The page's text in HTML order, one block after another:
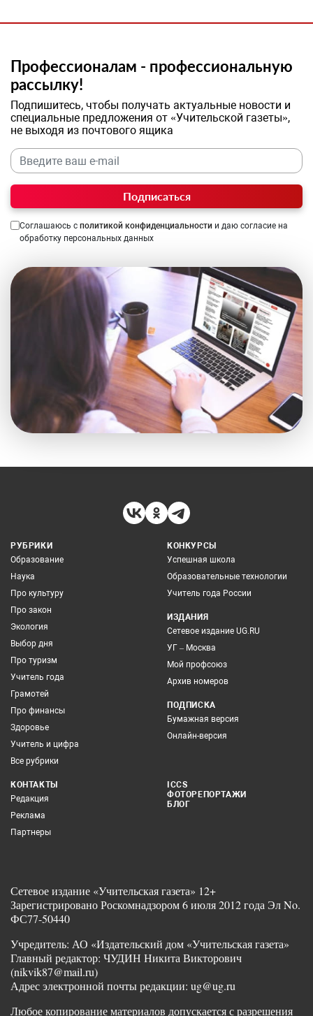
Профессионалам - профессиональную
рассылку!
Подпишитесь, чтобы получать актуальные новости и
специальные предложения от «Учительской газеты»,
не выходя из почтового ящика
Подписаться
Соглашаюсь с политикой конфиденциальности и даю согласие на
обработку персональных данных
РУБРИКИ
Образование
Наука
Про культуру
Про закон
Экология
Выбор дня
Про туризм
Учитель года
Грамотей
Про финансы
Здоровье
Учитель и цифра
Все рубрики
КОНКУРСЫ
Успешная школа
Образовательные технологии
Учитель года России
ИЗДАНИЯ
Сетевое издание UG.RU
УГ – Москва
Мой профсоюз
Архив номеров
ПОДПИСКА
Бумажная версия
Онлайн-версия
КОНТАКТЫ
Редакция
Реклама
Партнеры
ICCS
ФОТОРЕПОРТАЖИ
БЛОГ
Сетевое издание «Учительская газета» 12+
Зарегистрировано Роскомнадзором 6 июля 2012 года Эл No.
ФС77-50440
Учредитель: АО «Издательский дом «Учительская газета»
Главный редактор: ЧУДИН Никита Викторович
(nikvik87@mail.ru)
Адрес электронной почты редакции: ug@ug.ru
Любое копирование материалов допускается с разрешения